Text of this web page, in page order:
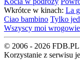
Wkrótce w kinach: La
Ciao bambino Tylko
Wszyscy moi wrogowie
© 2006 - 2026 FDB.PL
Korzystanie z serwisu